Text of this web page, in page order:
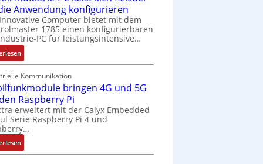
Anwendung konfigurieren
Computer bietet mit dem
1785 einen konfigurierbaren
PC für leistungsintensive…
:
1
9
-
Z
o
l
l
-
I
Kommunikation
bringen 4G und 5G
Raspberry Pi
erweitert mit der Calyx Embedded
Serie Raspberry Pi 4 und
:
M